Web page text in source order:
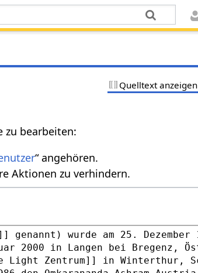
Quelltext anzeigen
zu bearbeiten:
“ angehören.
Aktionen zu verhindern.